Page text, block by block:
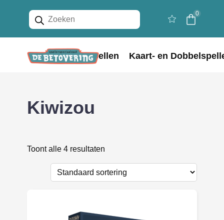
Producten
zoeken
0
Home Bordspellen Kaart- en
Kiwizou
Toont alle 4 resultaten